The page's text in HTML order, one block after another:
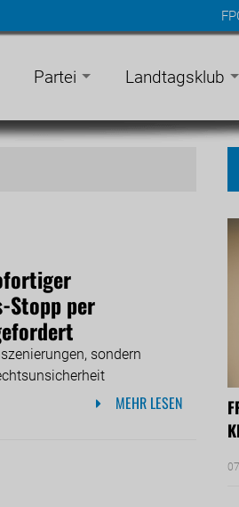
Partei Landtagsklub
Stopp per
sondern
MEHR LESEN